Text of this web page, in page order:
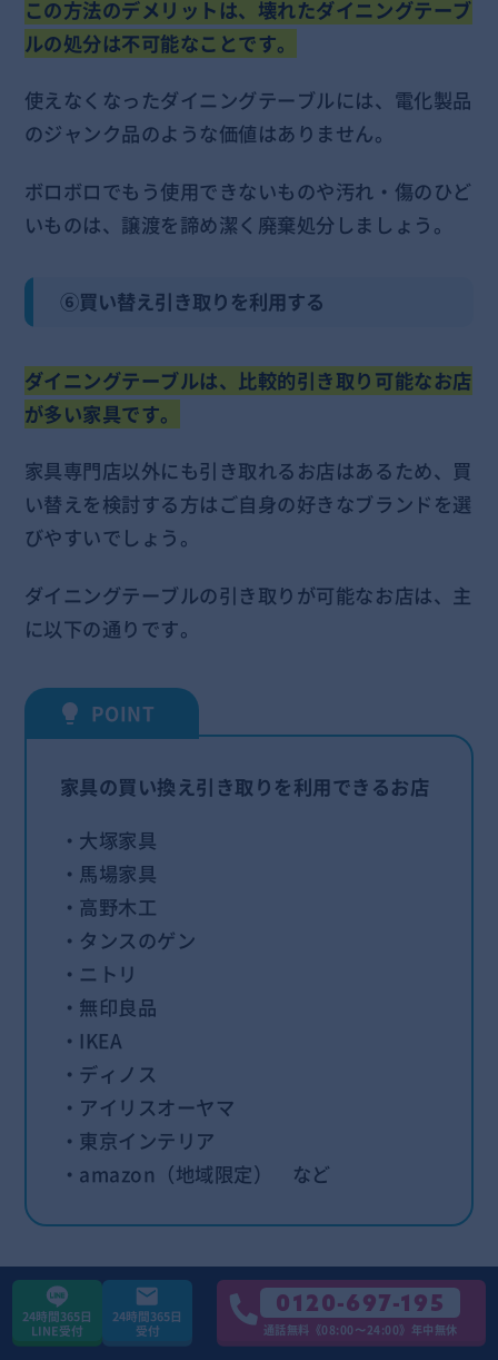
この方法のデメリットは、壊れたダイニングテーブ
ルの処分は不可能なことです。
使えなくなったダイニングテーブルには、電化製品
のジャンク品のような価値はありません。
ボロボロでもう使用できないものや汚れ・傷のひど
いものは、譲渡を諦め潔く廃棄処分しましょう。
⑥買い替え引き取りを利用する
ダイニングテーブルは、比較的引き取り可能なお店
が多い家具です。
家具専門店以外にも引き取れるお店はあるため、買
い替えを検討する方はご自身の好きなブランドを選
びやすいでしょう。
ダイニングテーブルの引き取りが可能なお店は、主
に以下の通りです。
家具の買い換え引き取りを利用できるお店
・大塚家具
・馬場家具
・高野木工
・タンスのゲン
・ニトリ
・無印良品
・IKEA
・ディノス
・アイリスオーヤマ
・東京インテリア
・amazon（地域限定） など
※地域によっては引き取り対象外なところもありま
す
24時間365日
LINE受付
24時間365日
受付
0120-697-195
通話無料《08:00〜24:00》年中無休